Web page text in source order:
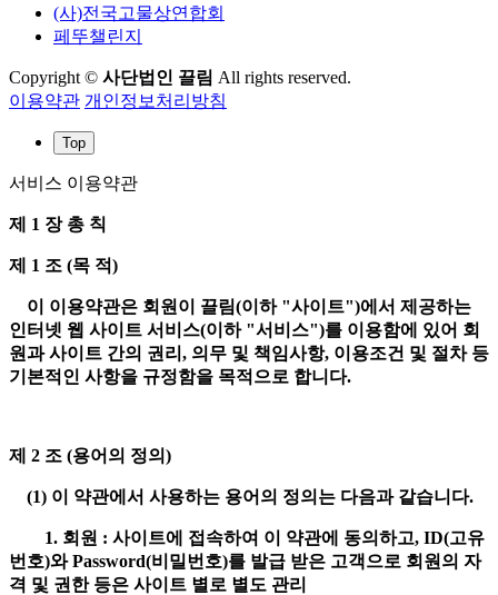
(사)전국고물상연합회
페뚜챌린지
Copyright © 사단법인 끌림 All rights reserved.
이용약관 개인정보처리방침
Top
서비스 이용약관
제 1 장 총 칙
제 1 조 (목 적)
이 이용약관은 회원이 끌림(이하 "사이트")에서 제공하는
인터넷 웹 사이트 서비스(이하 "서비스")를 이용함에 있어 회
원과 사이트 간의 권리, 의무 및 책임사항, 이용조건 및 절차 등
기본적인 사항을 규정함을 목적으로 합니다.
제 2 조 (용어의 정의)
(1) 이 약관에서 사용하는 용어의 정의는 다음과 같습니다.
1. 회원 : 사이트에 접속하여 이 약관에 동의하고, ID(고유
번호)와 Password(비밀번호)를 발급 받은 고객으로 회원의 자
격 및 권한 등은 사이트 별로 별도 관리